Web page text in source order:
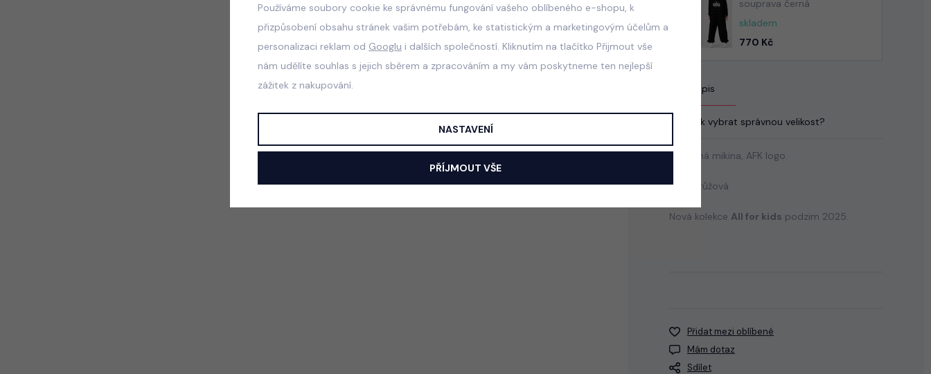
souprava černá
skladem
770 Kč
Popis
Jak vybrat správnou velikost?
Bavlněná mikina, AFK logo.
Barva: růžová
Nová kolekce All for kids podzim 2025.
Přidat mezi oblíbené
Mám dotaz
Sdílet
Používáme soubory cookie ke správnému fungování vašeho oblíbeného e-shopu, k
přizpůsobení obsahu stránek vašim potřebám, ke statistickým a marketingovým účelům a
personalizaci reklam od Googlu i dalších společností. Kliknutím na tlačítko Přijmout vše
nám udělíte souhlas s jejich sběrem a zpracováním a my vám poskytneme ten nejlepší
zážitek z nakupování.
NASTAVENÍ
PŘÍJMOUT VŠE